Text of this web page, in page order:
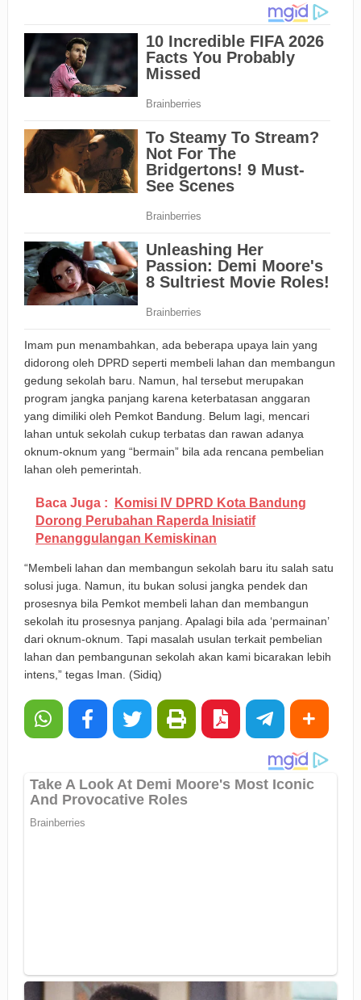
Imam pun menambahkan, ada beberapa upaya lain yang
didorong oleh DPRD seperti membeli lahan dan membangun
gedung sekolah baru. Namun, hal tersebut merupakan
program jangka panjang karena keterbatasan anggaran
yang dimiliki oleh Pemkot Bandung. Belum lagi, mencari
lahan untuk sekolah cukup terbatas dan rawan adanya
oknum-oknum yang “bermain” bila ada rencana pembelian
lahan oleh pemerintah.
Baca Juga :
Komisi IV DPRD Kota Bandung
Dorong Perubahan Raperda Inisiatif
Penanggulangan Kemiskinan
“Membeli lahan dan membangun sekolah baru itu salah satu
solusi juga. Namun, itu bukan solusi jangka pendek dan
prosesnya bila Pemkot membeli lahan dan membangun
sekolah itu prosesnya panjang. Apalagi bila ada ‘permainan’
dari oknum-oknum. Tapi masalah usulan terkait pembelian
lahan dan pembangunan sekolah akan kami bicarakan lebih
intens,” tegas Iman. (Sidiq)